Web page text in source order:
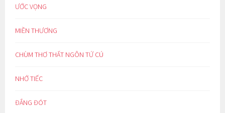
ƯỚC VỌNG
MIỀN THƯƠNG
CHÙM THƠ THẤT NGÔN TỨ CÚ
NHỚ TIẾC
ĐẮNG ĐÓT